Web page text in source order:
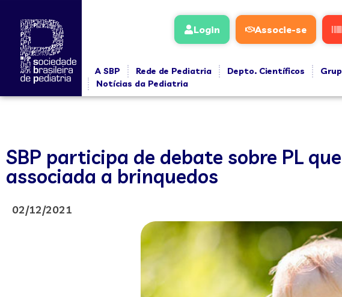
Login Associe-se
A SBP Rede de Pediatria Depto. Científicos
Notícias da Pediatria
SBP participa de debate sobre PL
associada a brinquedos
02/12/2021